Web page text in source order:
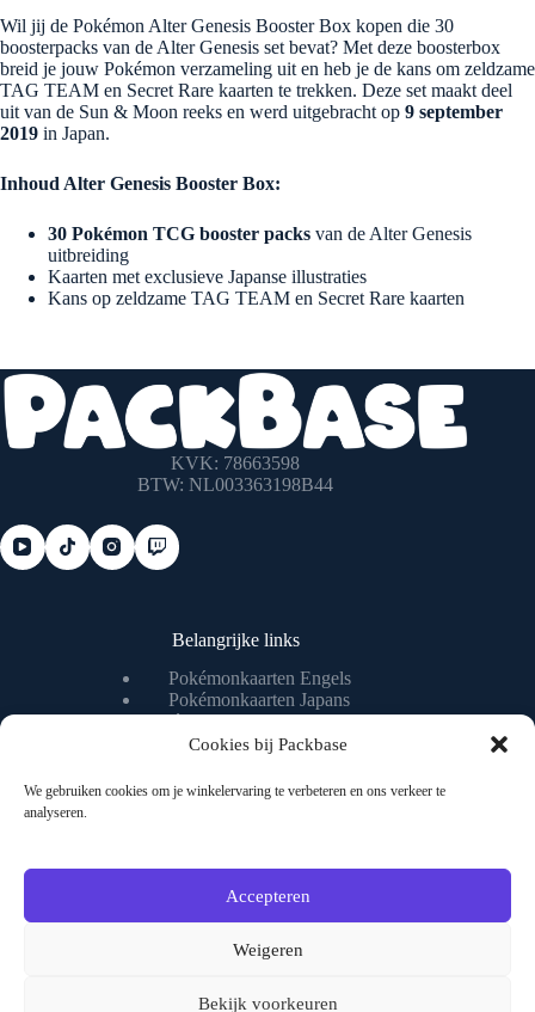
Cookies bij Packbase
We gebruiken cookies om je winkelervaring te verbeteren en ons verkeer te
analyseren.
Accepteren
Weigeren
Bekijk voorkeuren
Wil jij de Pokémon Alter Genesis Booster Box kopen die 30
boosterpacks van de Alter Genesis set bevat? Met deze boosterbox
breid je jouw Pokémon verzameling uit en heb je de kans om zeldzame
TAG TEAM en Secret Rare kaarten te trekken. Deze set maakt deel
uit van de Sun & Moon reeks en werd uitgebracht op 9 september
2019 in Japan.
Inhoud Alter Genesis Booster Box:
30 Pokémon TCG booster packs van de Alter Genesis
uitbreiding
Kaarten met exclusieve Japanse illustraties
Kans op zeldzame TAG TEAM en Secret Rare kaarten
KVK: 78663598
BTW: NL003363198B44
Belangrijke links
Pokémonkaarten Engels
Pokémonkaarten Japans
Pokémonkaart waarde checken
Pokémonkaart livestream
Over ons
Contact